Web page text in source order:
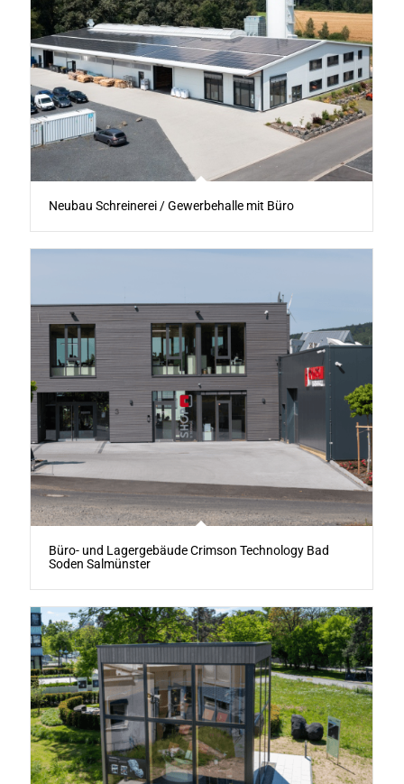
Neubau Schreinerei / Gewerbehalle mit Büro
Büro- und Lagergebäude Crimson Technology Bad
Soden Salmünster